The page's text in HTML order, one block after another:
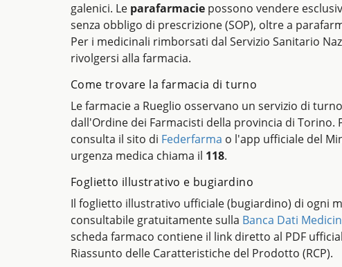
galenici. Le parafarmacie possono vendere
senza obbligo di prescrizione (SOP), oltre a
Per i medicinali rimborsati dal Servizio Sanitario
rivolgersi alla farmacia.
Come trovare la farmacia di turno
Le farmacie a Rueglio osservano un servizio di
dall'Ordine dei Farmacisti della provincia di Torino.
consulta il sito di Federfarma o l'app ufficiale del
urgenza medica chiama il 118.
Foglietto illustrativo e bugiardino
Il foglietto illustrativo ufficiale (bugiardino) di ogni
consultabile gratuitamente sulla Banca Dati
scheda farmaco contiene il link diretto al PDF
Riassunto delle Caratteristiche del Prodotto (RCP).